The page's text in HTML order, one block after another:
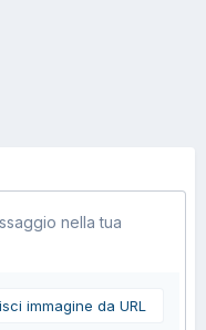
nella tua
immagine da URL